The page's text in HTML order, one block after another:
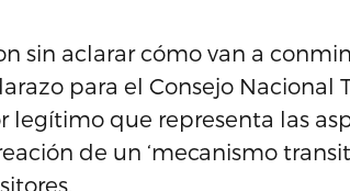
sin aclarar cómo van a
para el Consejo Nacional
legítimo que representa las
de un ‘mecanismo